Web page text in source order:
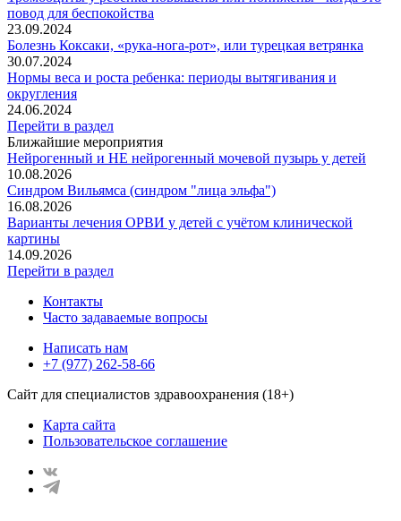
повод для беспокойства
23.09.2024
Болезнь Коксаки, «рука-нога-рот», или турецкая ветрянка
30.07.2024
Нормы веса и роста ребенка: периоды вытягивания и
округления
24.06.2024
Перейти в раздел
Ближайшие мероприятия
Нейрогенный и НЕ нейрогенный мочевой пузырь у детей
10.08.2026
Синдром Вильямса (синдром "лица эльфа")
16.08.2026
Варианты лечения ОРВИ у детей с учётом клинической
картины
14.09.2026
Перейти в раздел
Контакты
Часто задаваемые вопросы
Написать нам
+7 (977) 262-58-66
Сайт для специалистов здравоохранения (18+)
Карта сайта
Пользовательское соглашение